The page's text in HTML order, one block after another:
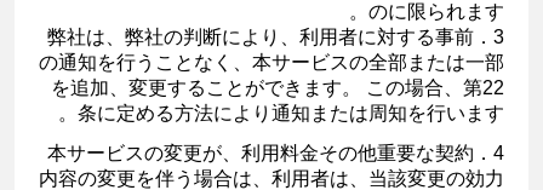
のに限られます。
3．弊社は、弊社の判断により、利用者に対する事前
の通知を行うことなく、本サービスの全部または一部
を追加、変更することができます。 この場合、第22
条に定める方法により通知または周知を行います。
4．本サービスの変更が、利用料金その他重要な契約
内容の変更を伴う場合は、利用者は、当該変更の効力